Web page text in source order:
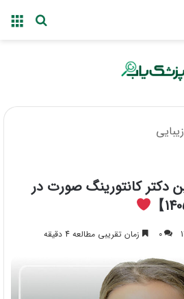
بهترین دکتر کانتورینگ صورت در
0 زمان تقریبی مطالعه 4 دقیقه